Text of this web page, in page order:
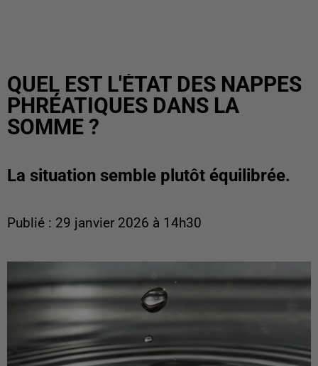
QUEL EST L'ÉTAT DES NAPPES
PHRÉATIQUES DANS LA
SOMME ?
La situation semble plutôt équilibrée.
Publié : 29 janvier 2026 à 14h30